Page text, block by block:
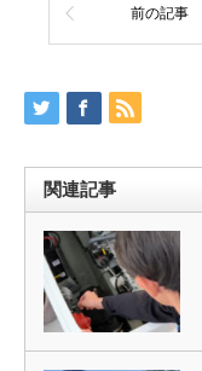
前の記事
関連記事